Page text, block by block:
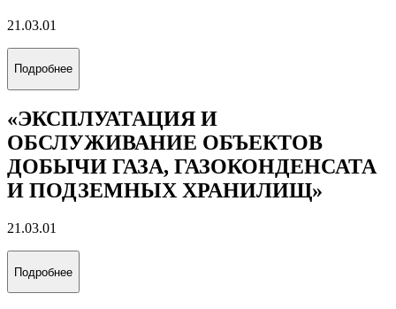
21.03.01
Подробнее
«ЭКСПЛУАТАЦИЯ И
ОБСЛУЖИВАНИЕ ОБЪЕКТОВ
ДОБЫЧИ ГАЗА, ГАЗОКОНДЕНСАТА
И ПОДЗЕМНЫХ ХРАНИЛИЩ»
21.03.01
Подробнее